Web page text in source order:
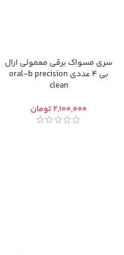
سری مسواک برقی معمولی ارال
بی 4 عددی oral-b precision
clean
تومان